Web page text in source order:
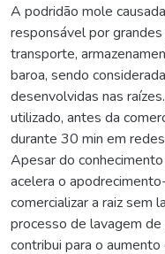
A podridão mole
responsável por
transporte,
baroa, sendo
desenvolvidas nas
utilizado, antes da
durante 30 min em
Apesar do
acelera o
comercializar a raiz sem
processo de lavagem de
contribui para o